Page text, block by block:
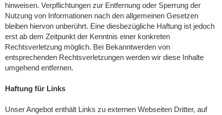
hinweisen. Verpflichtungen zur Entfernung oder Sperrung der
Nutzung von Informationen nach den allgemeinen Gesetzen
bleiben hiervon unberührt. Eine diesbezügliche Haftung ist jedoch
erst ab dem Zeitpunkt der Kenntnis einer konkreten
Rechtsverletzung möglich. Bei Bekanntwerden von
entsprechenden Rechtsverletzungen werden wir diese Inhalte
umgehend entfernen.
Haftung für Links
Unser Angebot enthält Links zu externen Webseiten Dritter, auf